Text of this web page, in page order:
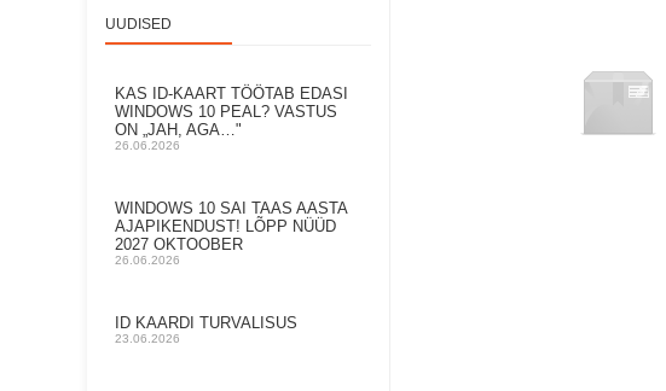
UUDISED
KAS ID-KAART TÖÖTAB EDASI
WINDOWS 10 PEAL? VASTUS
ON „JAH, AGA…"
26.06.2026
WINDOWS 10 SAI TAAS AASTA
AJAPIKENDUST! LÕPP NÜÜD
2027 OKTOOBER
26.06.2026
ID KAARDI TURVALISUS
23.06.2026